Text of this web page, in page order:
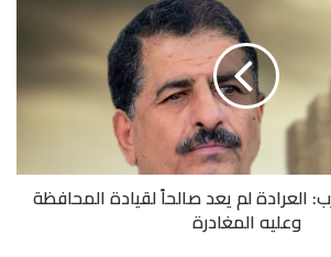
العرادة لم يعد صالحاً لقيادة المحافظة
وعليه المغادرة